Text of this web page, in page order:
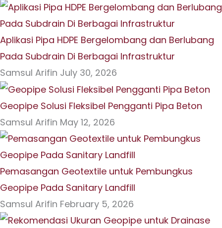
Aplikasi Pipa HDPE Bergelombang dan Berlubang
Pada Subdrain Di Berbagai Infrastruktur
Samsul Arifin July 30, 2026
Geopipe Solusi Fleksibel Pengganti Pipa Beton
Samsul Arifin May 12, 2026
Pemasangan Geotextile untuk Pembungkus
Geopipe Pada Sanitary Landfill
Samsul Arifin February 5, 2026